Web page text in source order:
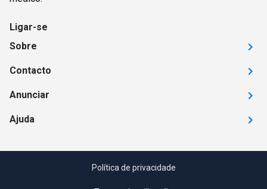
Ligar-se
Sobre
Contacto
Anunciar
Ajuda
Política de privacidade